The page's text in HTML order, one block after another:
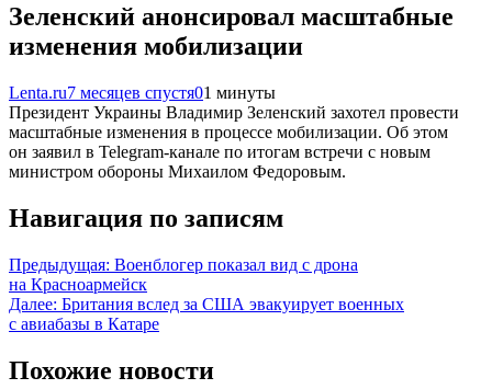
Зеленский анонсировал масштабные
изменения мобилизации
Lenta.ru7 месяцев спустя01 минуты
Президент Украины Владимир Зеленский захотел провести
масштабные изменения в процессе мобилизации. Об этом
он заявил в Telegram-канале по итогам встречи с новым
министром обороны Михаилом Федоровым.
Навигация по записям
Предыдущая: Военблогер показал вид с дрона
на Красноармейск
Далее: Британия вслед за США эвакуирует военных
с авиабазы в Катаре
Похожие новости